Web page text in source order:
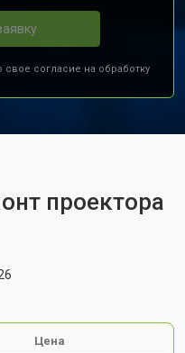
согласие на обработку
проектора
Цена